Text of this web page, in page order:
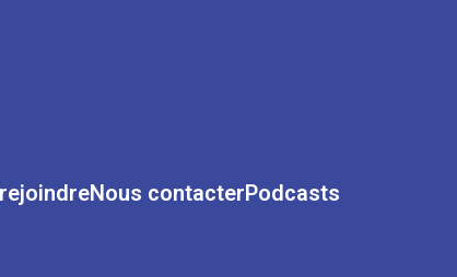
Nous contacterPodcasts